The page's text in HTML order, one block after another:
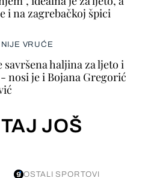
i na zagrebačkoj špici
VRUĆE
savršena haljina za ljeto i
nosi je i Bojana Gregorić
JOŠ
OSTALI SPORTOVI